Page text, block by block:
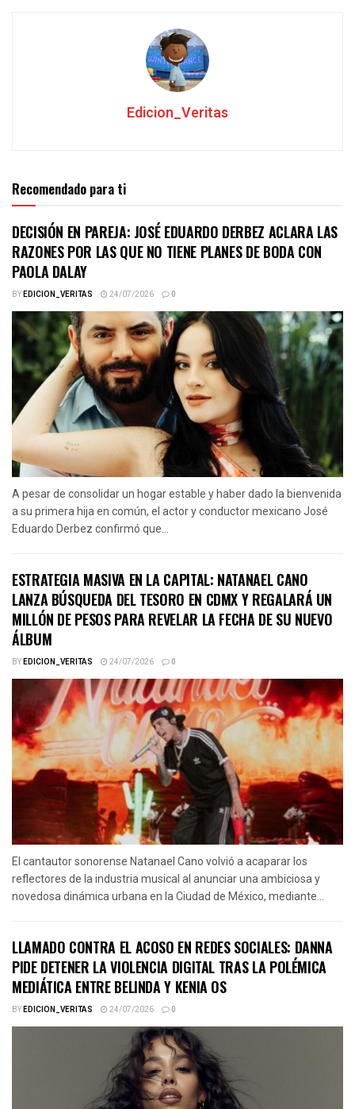
Edicion_Veritas
Recomendado para ti
DECISIÓN EN PAREJA: JOSÉ EDUARDO DERBEZ ACLARA LAS
RAZONES POR LAS QUE NO TIENE PLANES DE BODA CON
PAOLA DALAY
BYEDICION_VERITAS 24/07/2026 0
A pesar de consolidar un hogar estable y haber dado la bienvenida
a su primera hija en común, el actor y conductor mexicano José
Eduardo Derbez confirmó que...
ESTRATEGIA MASIVA EN LA CAPITAL: NATANAEL CANO
LANZA BÚSQUEDA DEL TESORO EN CDMX Y REGALARÁ UN
MILLÓN DE PESOS PARA REVELAR LA FECHA DE SU NUEVO
ÁLBUM
BYEDICION_VERITAS 24/07/2026 0
El cantautor sonorense Natanael Cano volvió a acaparar los
reflectores de la industria musical al anunciar una ambiciosa y
novedosa dinámica urbana en la Ciudad de México, mediante...
LLAMADO CONTRA EL ACOSO EN REDES SOCIALES: DANNA
PIDE DETENER LA VIOLENCIA DIGITAL TRAS LA POLÉMICA
MEDIÁTICA ENTRE BELINDA Y KENIA OS
BYEDICION_VERITAS 24/07/2026 0